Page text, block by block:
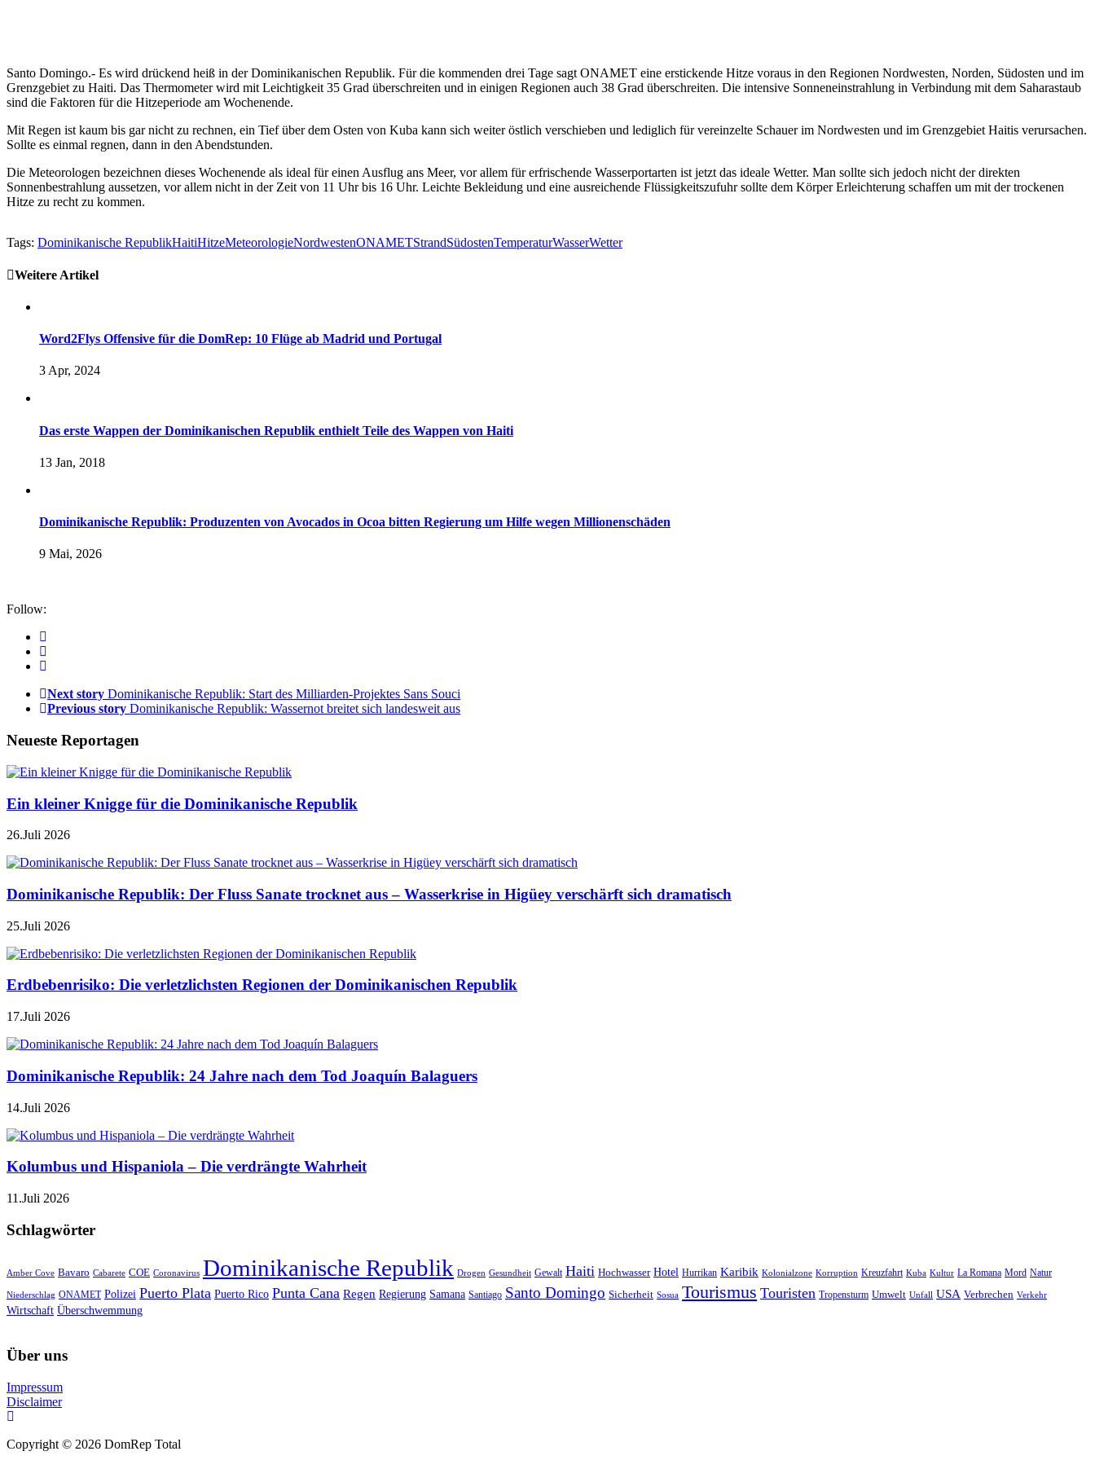
Santo Domingo.- Es wird drückend heiß in der Dominikanischen Republik. Für die kommenden drei Tage sagt ONAMET eine erstickende Hitze voraus in den Regionen Nordwesten, Norden, Südosten und im
Grenzgebiet zu Haiti. Das Thermometer wird mit Leichtigkeit 35 Grad überschreiten und in einigen Regionen auch 38 Grad überschreiten. Die intensive Sonneneinstrahlung in Verbindung mit dem Saharastaub
sind die Faktoren für die Hitzeperiode am Wochenende.
Mit Regen ist kaum bis gar nicht zu rechnen, ein Tief über dem Osten von Kuba kann sich weiter östlich verschieben und lediglich für vereinzelte Schauer im Nordwesten und im Grenzgebiet Haitis verursachen.
Sollte es einmal regnen, dann in den Abendstunden.
Die Meteorologen bezeichnen dieses Wochenende als ideal für einen Ausflug ans Meer, vor allem für erfrischende Wasserportarten ist jetzt das ideale Wetter. Man sollte sich jedoch nicht der direkten
Sonnenbestrahlung aussetzen, vor allem nicht in der Zeit von 11 Uhr bis 16 Uhr. Leichte Bekleidung und eine ausreichende Flüssigkeitszufuhr sollte dem Körper Erleichterung schaffen um mit der trockenen
Hitze zu recht zu kommen.
Tags: Dominikanische RepublikHaitiHitzeMeteorologieNordwestenONAMETStrandSüdostenTemperaturWasserWetter
Weitere Artikel
Word2Flys Offensive für die DomRep: 10 Flüge ab Madrid und Portugal
3 Apr, 2024
Das erste Wappen der Dominikanischen Republik enthielt Teile des Wappen von Haiti
13 Jan, 2018
Dominikanische Republik: Produzenten von Avocados in Ocoa bitten Regierung um Hilfe wegen Millionenschäden
9 Mai, 2026
Follow:
Next story Dominikanische Republik: Start des Milliarden-Projektes Sans Souci
Previous story Dominikanische Republik: Wassernot breitet sich landesweit aus
Neueste Reportagen
Ein kleiner Knigge für die Dominikanische Republik
26.Juli 2026
Dominikanische Republik: Der Fluss Sanate trocknet aus – Wasserkrise in Higüey verschärft sich dramatisch
25.Juli 2026
Erdbebenrisiko: Die verletzlichsten Regionen der Dominikanischen Republik
17.Juli 2026
Dominikanische Republik: 24 Jahre nach dem Tod Joaquín Balaguers
14.Juli 2026
Kolumbus und Hispaniola – Die verdrängte Wahrheit
11.Juli 2026
Schlagwörter
Amber Cove Bavaro Cabarete COE Coronavirus Dominikanische Republik Drogen Gesundheit Gewalt Haiti Hochwasser Hotel Hurrikan Karibik Kolonialzone Korruption Kreuzfahrt Kuba Kultur La Romana Mord Natur
Niederschlag ONAMET Polizei Puerto Plata Puerto Rico Punta Cana Regen Regierung Samana Santiago Santo Domingo Sicherheit Sosua Tourismus Touristen Tropensturm Umwelt Unfall USA Verbrechen Verkehr
Wirtschaft Überschwemmung
Über uns
Impressum
Disclaimer
Copyright © 2026 DomRep Total